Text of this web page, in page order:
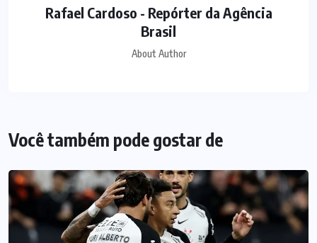
Rafael Cardoso - Repórter da Agência
Brasil
About Author
Você também pode gostar de